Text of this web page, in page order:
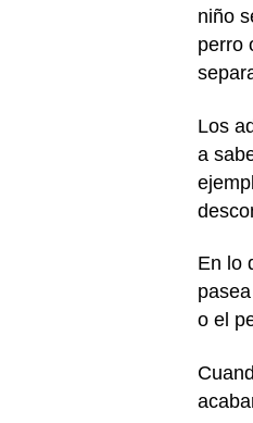
niño
perro
Los
a
En lo
o el